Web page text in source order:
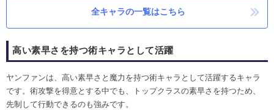
全キャラの一覧はこちら
高い素早さを持つ術キャラとして活躍
ヤンファンは、高い素早さと魔力を持つ術キャラとして活躍するキャラ
です。術攻撃を得意とする中でも、トップクラスの素早さを持つため、
先制して行動できるのも強みです。